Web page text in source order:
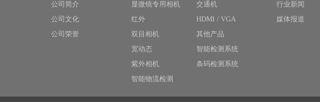
公司简介
公司文化
公司荣誉
显微镜专用相机
交通机
红外
HDMI / VGA
双目相机
其他产品
宽动态
智能检测系统
紫外相机
条码检测系统
智能物流检测
行业新闻
媒体报道